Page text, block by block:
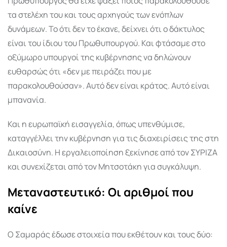
τα στελέχη του και τους αρχηγούς των ενόπλων
δυνάμεων. Το ότι δεν το έκανε, δείχνει ότι ο δάκτυλος
είναι του ίδιου του Πρωθυπουργού. Και φτάσαμε στο
οξύμωρο υπουργοί της κυβέρνησης να δηλώνουν
ευθαρσώς ότι «δεν με πειράζει που με
παρακολουθούσαν». Αυτό δεν είναι κράτος. Αυτό είναι
μπανανία.
Και η ευρωπαϊκή εισαγγελία, όπως υπενθύμισε,
καταγγέλλει την κυβέρνηση για τις διαχειρίσεις της στη
Δικαιοσύνη. Η εργαλειοποίηση ξεκίνησε από τον ΣΥΡΙΖΑ
και συνεχίζεται από τον Μητσοτάκη για συγκάλυψη.
Μεταναστευτικό: Οι αριθμοί που
καίνε
Ο Σαμαράς έδωσε στοιχεία που εκθέτουν και τους δύο: